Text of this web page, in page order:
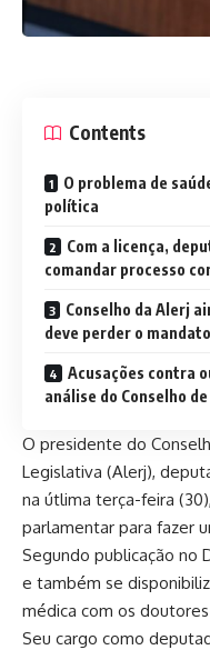
Contents
O problema de
política
Com a licença,
comandar processo
Conselho da Alerj
deve perder o mandato
Acusações contra
análise do Conselho
O presidente do
Legislativa (Alerj),
na útlima terça-feira
parlamentar para fazer
Segundo publicação no
e também se
médica com os
Seu cargo como